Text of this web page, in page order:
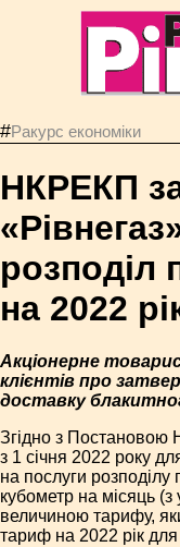
#Ракурс економiки
НКРЕКП
розподіл
на 2022
Акціонерне
клієнтів про
доставку
Згідно з
з 1 січня 2022 року
на послуги розподілу
кубометр на місяць
величиною тарифу,
тариф на 2022 рік